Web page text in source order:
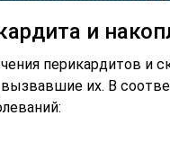
и
перикардитов и
их. В